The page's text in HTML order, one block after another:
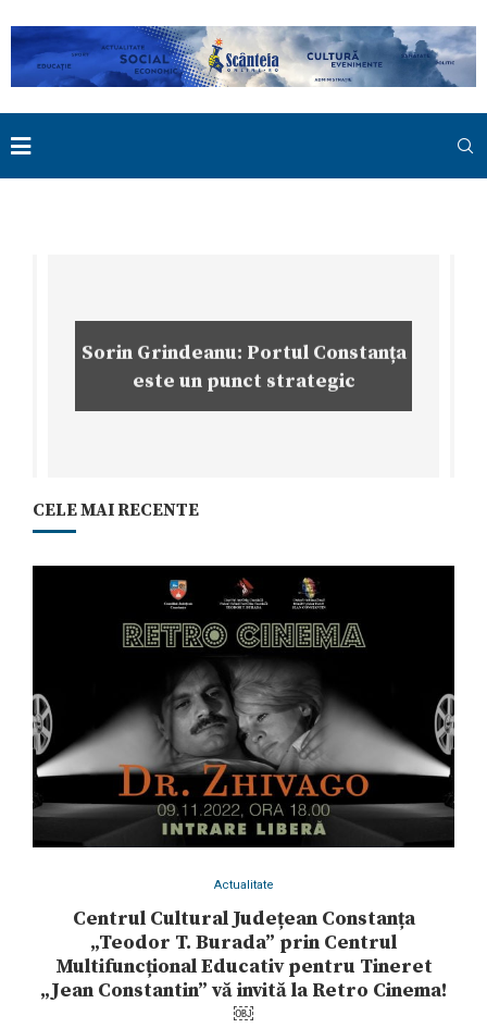
Sorin Grindeanu: Portul Constanța
este un punct strategic
CELE MAI RECENTE
Actualitate
Centrul Cultural Județean Constanța
„Teodor T. Burada” prin Centrul
Multifuncțional Educativ pentru Tineret
„Jean Constantin” vă invită la Retro Cinema!
￼